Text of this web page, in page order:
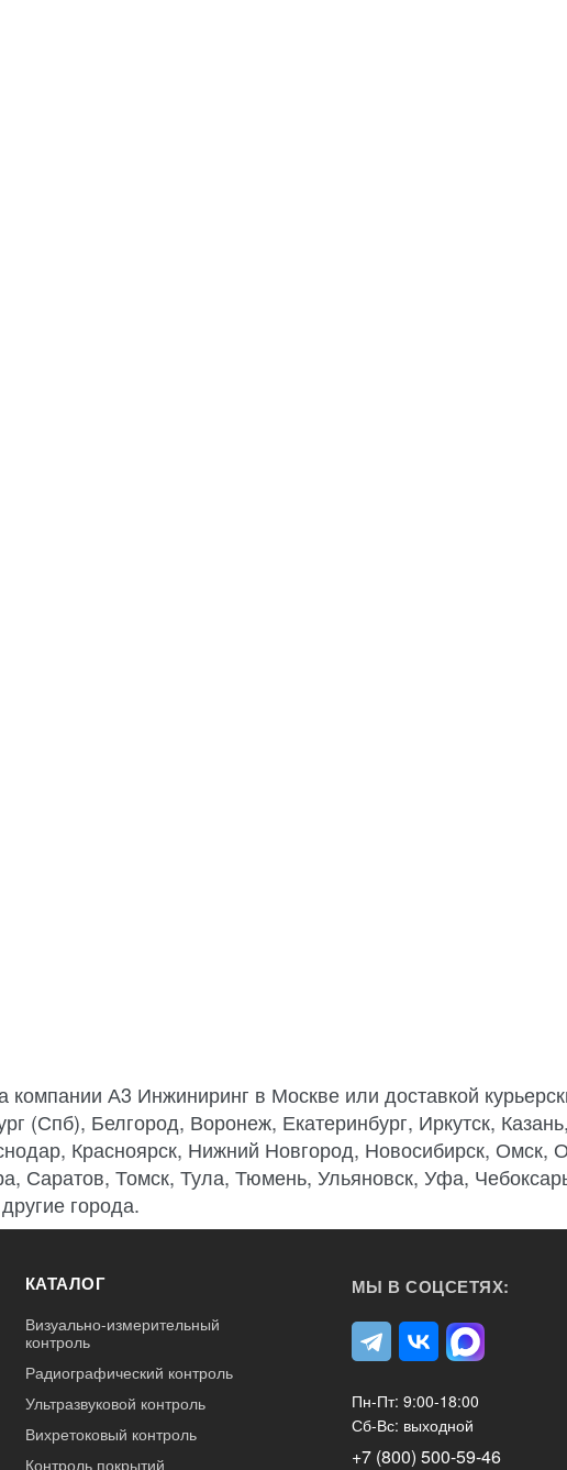
компании А3 Инжиниринг в Москве или доставкой
(Спб), Белгород, Воронеж, Екатеринбург, Иркутск,
Красноярск, Нижний Новгород, Новосибирск, Омск,
Саратов, Томск, Тула, Тюмень, Ульяновск, Уфа,
города.
КАТАЛОГ
Визуально-измерительный
контроль
Радиографический контроль
Ультразвуковой контроль
Вихретоковый контроль
Контроль покрытий
МЫ В СОЦСЕТЯХ:
Пн-Пт: 9:00-18:00
Сб-Вс: выходной
+7 (800) 500-59-46